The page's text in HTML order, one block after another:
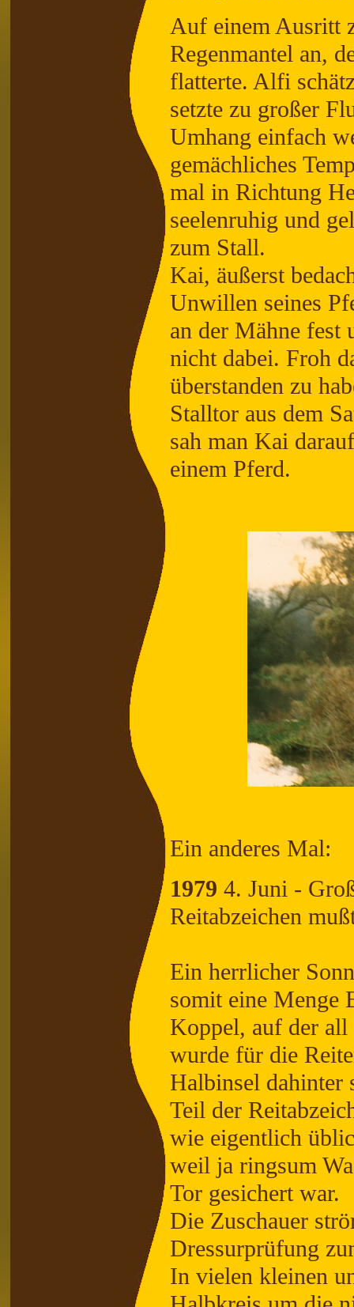
Auf einem Ausritt
Regenmantel an,
flatterte. Alfi
setzte zu großer
Umhang einfach
gemächliches
mal in Richtung
seelenruhig und
zum Stall.
Kai, äußerst
Unwillen seines
an der Mähne fest
nicht dabei. Froh
überstanden zu
Stalltor aus dem
sah man Kai
einem Pferd.
Ein anderes Mal:
1979 4. Juni -
Reitabzeichen
Ein herrlicher
somit eine Menge
Koppel, auf der all
wurde für die
Halbinsel dahinter
Teil der
wie eigentlich
weil ja ringsum
Tor gesichert war.
Die Zuschauer
Dressurprüfung
In vielen kleinen